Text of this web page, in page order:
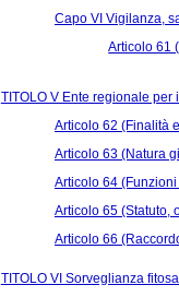
Capo VI Vigilanza,
Articolo 61
TITOLO V Ente regionale
Articolo 62 (Finalità
Articolo 63 (Natura
Articolo 64
Articolo 65 (Statuto,
Articolo 66
TITOLO VI Sorveglianza